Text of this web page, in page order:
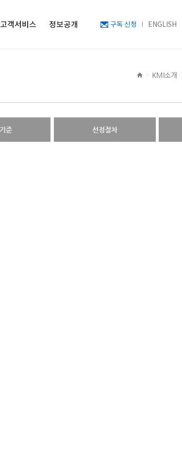
구독 신청 ENGLISH
고객서비스
발간자료 구독안
정보공개
KMI소개
준 선정절차